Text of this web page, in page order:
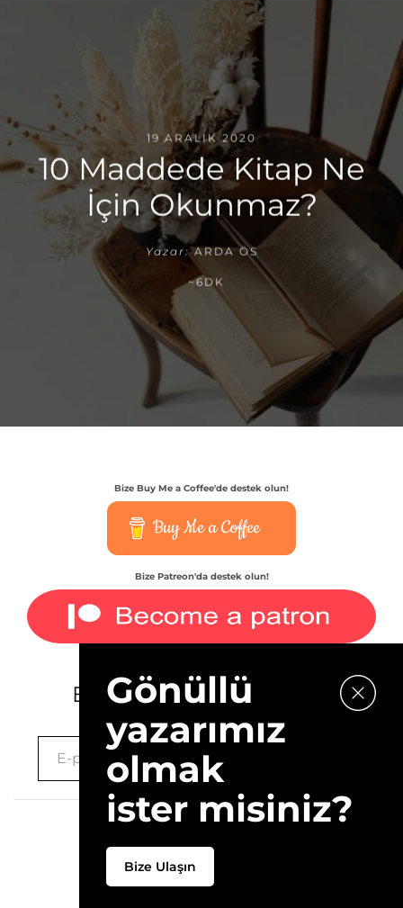
19 ARALIK 2020
10 Maddede Kitap Ne
İçin Okunmaz?
Yazar: ARDA ÖS
~6DK
Bize Buy Me a Coffee'de destek olun!
Buy Me a Coffee
Bize Patreon'da destek olun!
E-bültenimize kaydolun.
Hakkımızda
Gönüllü
yazarımız
olmak
ister misiniz?
Bize Ulaşın